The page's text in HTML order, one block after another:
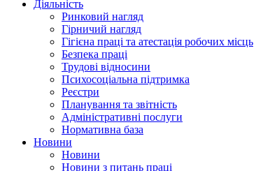
Діяльність
Ринковий нагляд
Гірничий нагляд
Гігієна праці та атестація робочих місць
Безпека праці
Трудові відносини
Психосоціальна підтримка
Реєстри
Планування та звітність
Адміністративні послуги
Нормативна база
Новини
Новини
Новини з питань праці